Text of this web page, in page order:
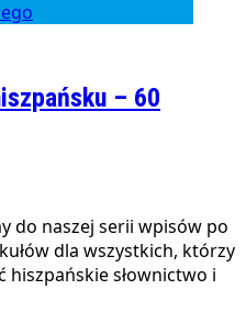
– 60
do naszej serii wpisów po
dla wszystkich, którzy
hiszpańskie słownictwo i